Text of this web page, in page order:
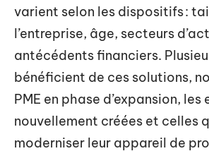
varient selon les dispositifs :
l’entreprise, âge, secteurs
antécédents financiers.
bénéficient de ces solutions,
PME en phase d’expansion,
nouvellement créées et celles
moderniser leur appareil de